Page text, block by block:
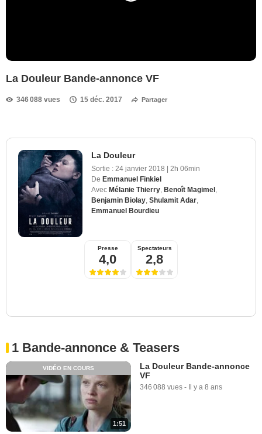
La Douleur Bande-annonce VF
346 088 vues 15 déc. 2017 Partager
La Douleur
Sortie : 24 janvier 2018 | 2h 06min
De Emmanuel Finkiel
Avec Mélanie Thierry Benoît Magimel
Benjamin Biolay Shulamit Adar
Emmanuel Bourdieu
Presse
4,0
Spectateurs
2,8
1 Bande-annonce & Teasers
1:51
VIDÉO EN COURS
La Douleur Bande-annonce
VF
346 088 vues - Il y a 8 ans